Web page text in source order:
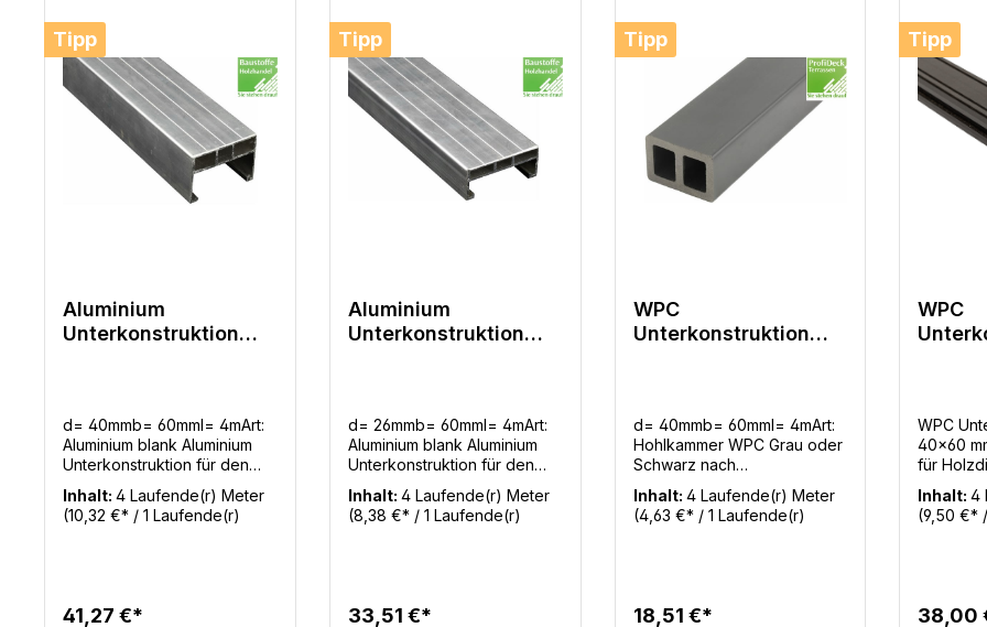
Tipp
Aluminium
Unterkonstruktion
d= 40mmb= 60mml= 4mArt:
Aluminium blank Aluminium
Unterkonstruktion für den
ist geeigent für Holzdielen
und WPC Terrassendielen.
Inhalt: 4 Laufende(r) Meter
(10,32 €* / 1 Laufende(r)
41,27 €*
Tipp
Aluminium
Unterkonstruktion
d= 26mmb= 60mml= 4mArt:
Aluminium blank Aluminium
Unterkonstruktion für den
ist geeigent für Holzdielen
und WPC Terrassendielen.
Inhalt: 4 Laufende(r) Meter
(8,38 €* / 1 Laufende(r)
33,51 €*
Tipp
WPC
Unterkonstruktion
d= 40mmb= 60mml= 4mArt:
Hohlkammer WPC Grau oder
Schwarz nach
UK: 2,8m / m²Mengenbedarf:
6,8m Diele / m² ohne
Inhalt: 4 Laufende(r) Meter
(4,63 €* / 1 Laufende(r)
18,51 €*
Tipp
WPC
WPC
40x60
für
in 4
Inhalt:4
(9,50 €*
38,00